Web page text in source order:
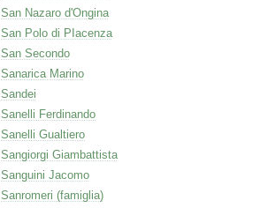
San Nazaro d'Ongina
San Polo di PIacenza
San Secondo
Sanarica Marino
Sandei
Sanelli Ferdinando
Sanelli Gualtiero
Sangiorgi Giambattista
Sanguini Jacomo
Sanromeri (famiglia)